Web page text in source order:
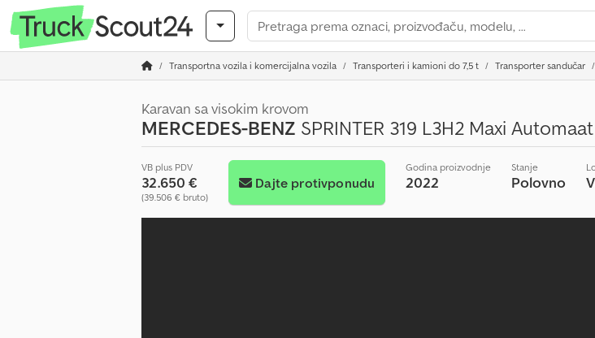
Transportna vozila i komercijalna vozila Transporteri i kamioni do 7,5 t Transporter sandučar
Karavan sa visokim krovom
MERCEDES-BENZ SPRINTER 319 L3H2 Maxi Automaat
VB plus PDV
32.650 €
(39.506 € bruto)
Dajte protivponudu
Godina proizvodnje
2022
Stanje
Polovno